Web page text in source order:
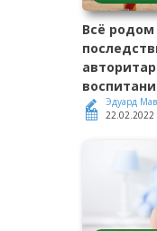
Всё родом
Эдуард
22.02.2022